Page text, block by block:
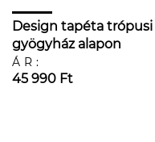
Design tapéta trópusi
gyögyház alapon
ÁR:
45 990 Ft